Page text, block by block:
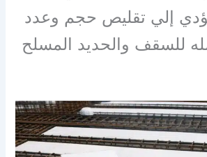
إلي تقليص حجم وعدد
للسقف والحديد المسلح